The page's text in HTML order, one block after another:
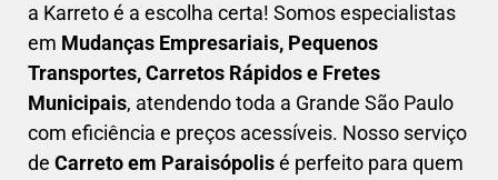
a Karreto é a escolha certa! Somos especialistas
em Mudanças Empresariais, Pequenos
Transportes, Carretos Rápidos e Fretes
Municipais, atendendo toda a Grande São Paulo
com eficiência e preços acessíveis. Nosso serviço
de Carreto em Paraisópolisé perfeito para quem